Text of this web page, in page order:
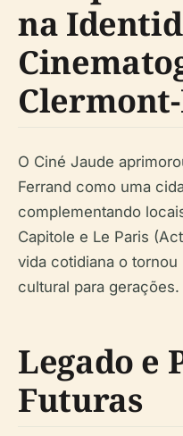
na
O Ciné Jaude
Ferrand como uma
complementando
Capitole e Le Paris
vida cotidiana o
cultural para gerações.
Legado e
Futuras